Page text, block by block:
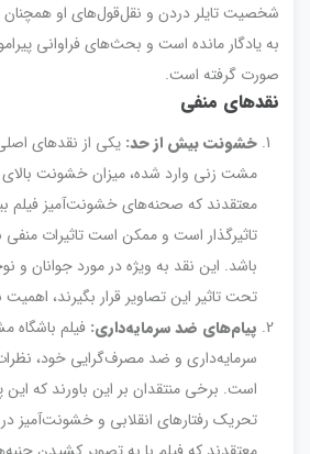
شخصیت تایلر دردن و نقل‌قول‌های او همچنان
به یادگار مانده است و بحث‌های فراوانی
صورت گرفته است.
نقدهای منفی
خشونت بیش از حد: یکی از نقدهای
مشت زنی وارد شده، میزان خشونت
معتقدند که صحنه‌های خشونت‌آمیز فیلم
تاثیرگذار است و ممکن است تاثیرات منفی
باشد. این نقد به ویژه در مورد جوانان و
تحت تاثیر این تصاویر قرار بگیرند،
پیام‌های ضد سرمایه‌داری: فیلم باشگاه
سرمایه‌داری و ضد مصرف‌گرایی خود،
است. برخی منتقدان بر این باورند که
تحریک رفتارهای انقلابی و خشونت‌آمیز